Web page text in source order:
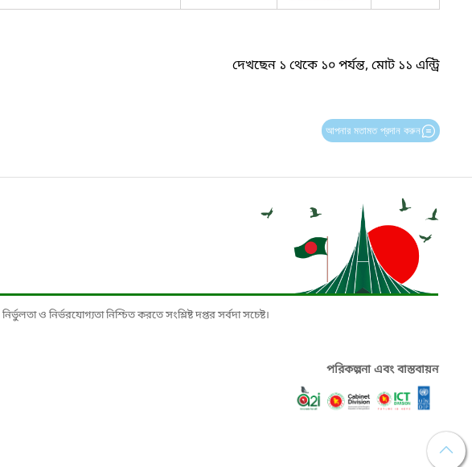
দেখছেন ১ থেকে ১০ পর্যন্ত, মোট ১১ এন্ট্রি
আপনার মতামত প্রদান করুন
ও নির্ভরযোগ্যতা নিশ্চিত করতে সংশ্লিষ্ট দপ্তর সর্বদা সচেষ্ট।
পরিকল্পনা এবং বাস্তবায়ন